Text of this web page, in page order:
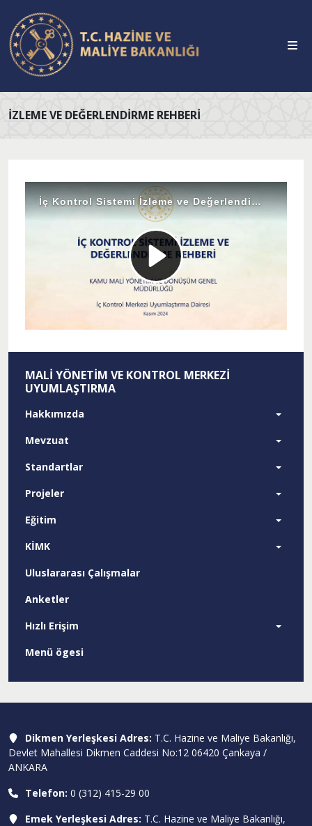
İZLEME VE DEĞERLENDIRME REHBERI
MALI YÖNETIM VE KONTROL MERKEZI
UYUMLAŞTIRMA
Hakkımızda
Mevzuat
Standartlar
Projeler
Eğitim
KİMK
Uluslararası Çalışmalar
Anketler
Hızlı Erişim
Menü ögesi
Dikmen Yerleşkesi Adres: T.C. Hazine ve Maliye Bakanlığı,
Devlet Mahallesi Dikmen Caddesi No:12 06420 Çankaya /
ANKARA
Telefon: 0 (312) 415-29 00
Emek Yerleşkesi Adres: T.C. Hazine ve Maliye Bakanlığı,